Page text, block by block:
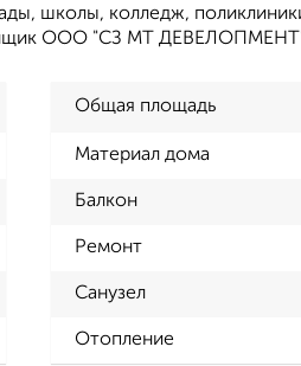
школы, колледж,
ООО "СЗ МТ
Общая площадь
Материал дома
Балкон
Ремонт
Санузел
Отопление